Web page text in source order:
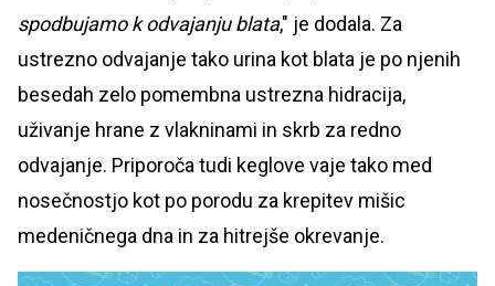
spodbujamo k odvajanju blata," je dodala. Za
ustrezno odvajanje tako urina kot blata je po njenih
besedah zelo pomembna ustrezna hidracija,
uživanje hrane z vlakninami in skrb za redno
odvajanje. Priporoča tudi keglove vaje tako med
nosečnostjo kot po porodu za krepitev mišic
medeničnega dna in za hitrejše okrevanje.